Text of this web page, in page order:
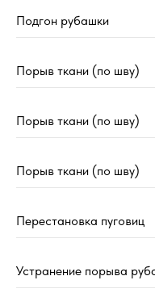
Подгон рубашки
Порыв ткани (по шву)
Порыв ткани (по шву)
Порыв ткани (по шву)
Перестановка пуговиц
Устранение порыва